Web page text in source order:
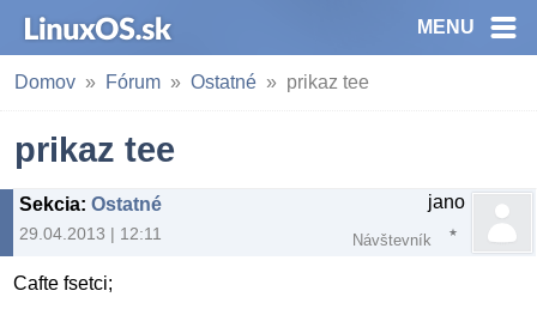
MENU
Domov Fórum Ostatné prikaz tee
prikaz tee
Sekcia: Ostatné
29.04.2013 | 12:11
jano
Návštevník
Cafte fsetci;